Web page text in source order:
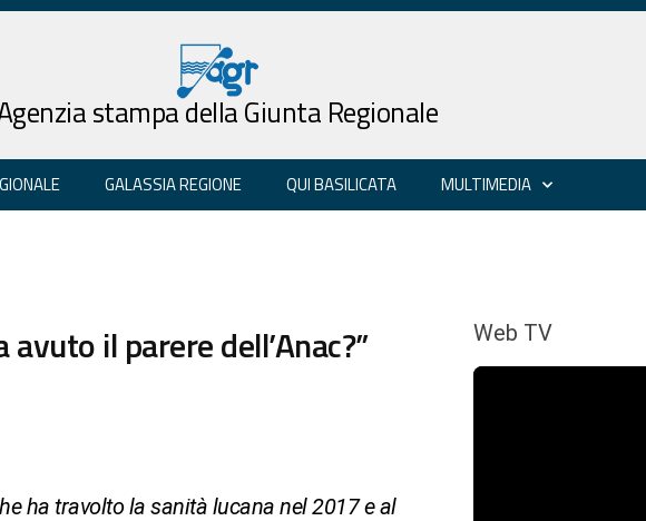
stampa della Giunta Regionale
GALASSIA REGIONE QUI BASILICATA MULTIMEDIA
il parere dell’Anac?”
ha travolto la sanità lucana nel 2017 e al
Web TV